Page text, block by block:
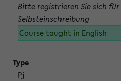
Bitte registrieren Sie sich für
Selbsteinschreibung
Course taught in English
Pj